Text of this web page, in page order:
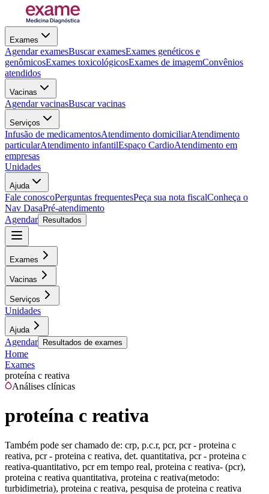
Exames
Agendar examesBuscar examesExames genéticos e
genômicosExames toxicológicosExames de imagemConvênios
atendidos
Vacinas
Agendar vacinasBuscar vacinas
Serviços
Infusão de medicamentosAtendimento domiciliarAtendimento
particularAtendimento infantilEspaço CardioAtendimento em
empresas
Unidades
Ajuda
Fale conoscoPerguntas frequentesPeça sua nota fiscalConheça o
Nav DasaPré-atendimento
Agendar
Resultados
Exames
Vacinas
Serviços
Unidades
Ajuda
Agendar Resultados de exames
Home
Exames
proteína c reativa
Análises clínicas
proteína c reativa
Também pode ser chamado de: crp, p.c.r, pcr, pcr - proteina c
reativa, pcr - proteina c reativa, det. quantitativa, pcr - proteina c
reativa-quantitativo, pcr em tempo real, proteina c reativa- (pcr),
proteina c reativa quantitativa, proteina c reativa(metodo:
turbidimetria), proteina c reativa, pesquisa de proteina c reativa